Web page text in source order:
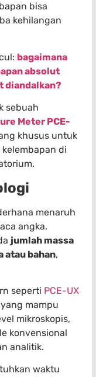
bisa
kehilangan
bagaimana
absolut
diandalkan?
sebuah
Meter PCE-
khusus untuk
di
menaruh
angka.
jumlah massa
atau bahan,
seperti PCE-UX
yang mampu
mikroskopis,
konvensional
analitik.
waktu